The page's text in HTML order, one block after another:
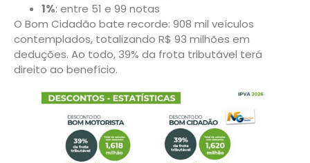
1%: entre 51 e 99 notas
O Bom Cidadão bate recorde: 908 mil veículos
contemplados, totalizando R$ 93 milhões em
deduções. Ao todo, 39% da frota tributável terá
direito ao benefício.